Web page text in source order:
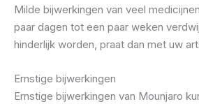
Milde bijwerkingen van veel
paar dagen tot een paar weken
hinderlijk worden, praat dan met uw
Ernstige bijwerkingen
Ernstige bijwerkingen van Mounjaro